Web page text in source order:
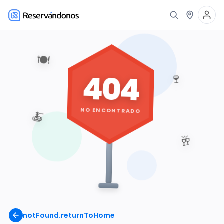
notFound.returnToHome
🍽️
🍷
🥂
🍝
404
NO ENCONTRADO